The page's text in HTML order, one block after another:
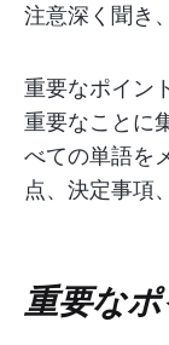
注意深く聞き
重要なポイン
重要なことに
べての単語を
点、決定事項
重要な